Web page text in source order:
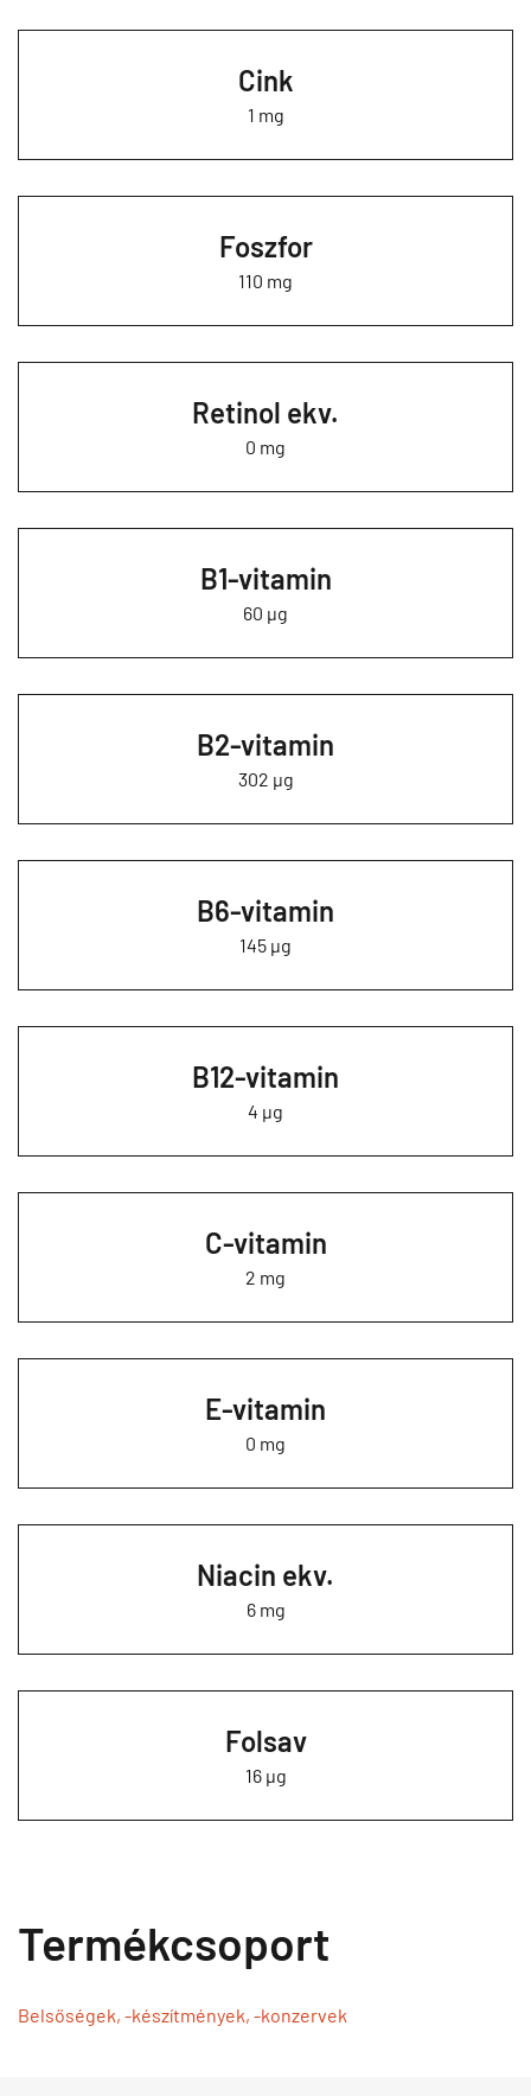
Cink
1 mg
Foszfor
110 mg
Retinol ekv.
0 mg
B1-vitamin
60 µg
B2-vitamin
302 µg
B6-vitamin
145 µg
B12-vitamin
4 µg
C-vitamin
2 mg
E-vitamin
0 mg
Niacin ekv.
6 mg
Folsav
16 µg
Termékcsoport
Belsőségek, -készítmények, -konzervek